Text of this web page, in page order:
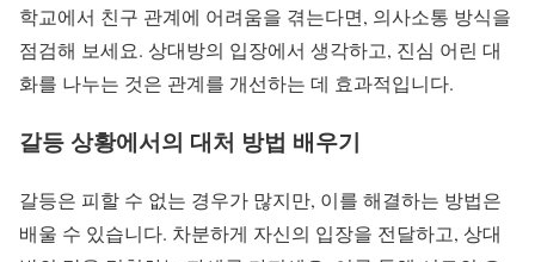
학교에서 친구 관계에 어려움을 겪는다면, 의사소통 방식을
점검해 보세요. 상대방의 입장에서 생각하고, 진심 어린 대
화를 나누는 것은 관계를 개선하는 데 효과적입니다.
갈등 상황에서의 대처 방법 배우기
갈등은 피할 수 없는 경우가 많지만, 이를 해결하는 방법은
배울 수 있습니다. 차분하게 자신의 입장을 전달하고, 상대